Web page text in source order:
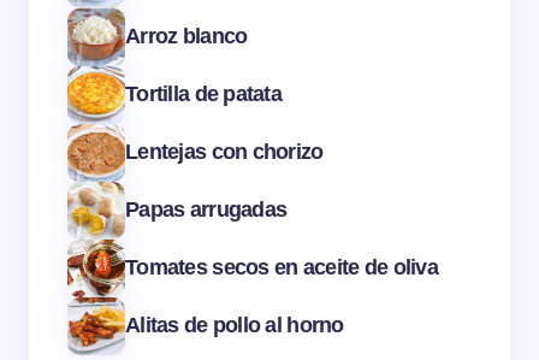
Arroz blanco
Tortilla de patata
Lentejas con chorizo
Papas arrugadas
Tomates secos en aceite de oliva
Alitas de pollo al horno